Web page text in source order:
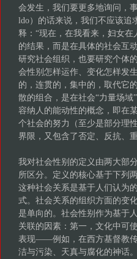
会发生，我们要更多地询问，
ldo）的话来说，我们不应该追
释：“现在，在我看来，妇女
的结果，而是在具体的社会互
研究社会组织，也要研究个体
会性别怎样运作、变化怎样发
的，连贯的，集中的，取代它
散的组合，是在社会“力量场
容纳人的能动性的概念，即在
个社会的努力（至少是部分理
界限，又包含了否定、反抗、
我对社会性别的定义由两大部
所区分。定义的核心基于下列
这种社会关系是基于人们认为
式。社会关系的组织方面的变
是单向的。社会性别作为基于
关联的因素：第一，文化中可
表现——例如，在西方基督教
洁与污染、天真与腐化的神话